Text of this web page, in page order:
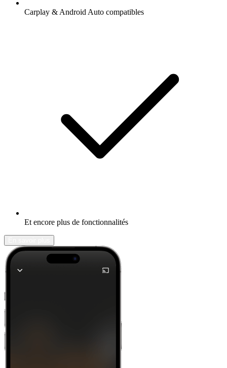
Carplay & Android Auto compatibles
Et encore plus de fonctionnalités